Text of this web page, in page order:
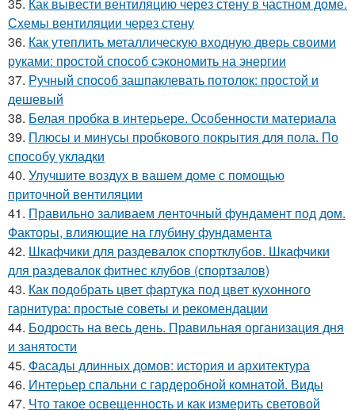
35. Как вывести вентиляцию через стену в частном доме.
Схемы вентиляции через стену
36. Как утеплить металлическую входную дверь своими
руками: простой способ сэкономить на энергии
37. Ручный способ зашпаклевать потолок: простой и
дешевый
38. Белая пробка в интерьере. Особенности материала
39. Плюсы и минусы пробкового покрытия для пола. По
способу укладки
40. Улучшите воздух в вашем доме с помощью
приточной вентиляции
41. Правильно заливаем ленточный фундамент под дом.
Факторы, влияющие на глубину фундамента
42. Шкафчики для раздевалок спортклубов. Шкафчики
для раздевалок фитнес клубов (спортзалов)
43. Как подобрать цвет фартука под цвет кухонного
гарнитура: простые советы и рекомендации
44. Бодрость на весь день. Правильная организация дня
и занятости
45. Фасады длинных домов: история и архитектура
46. Интерьер спальни с гардеробной комнатой. Виды
47. Что такое освещенность и как измерить световой